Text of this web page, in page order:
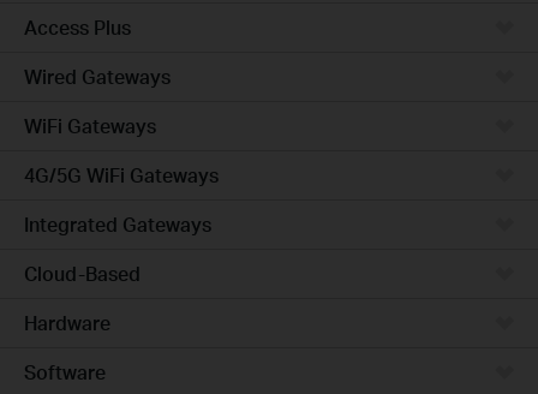
Access Plus
Wired Gateways
WiFi Gateways
4G/5G WiFi Gateways
Integrated Gateways
Cloud-Based
Hardware
Software